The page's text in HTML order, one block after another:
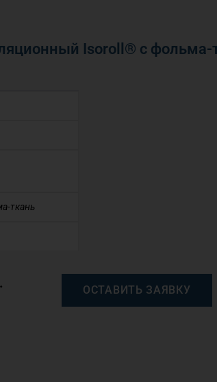
Isoroll® с фольма-
ткань
ОСТАВИТЬ ЗАЯВКУ